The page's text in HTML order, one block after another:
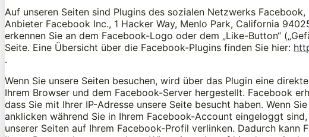
Auf unseren Seiten sind Plugins des sozialen Netzwerks Facebook,
Anbieter Facebook Inc., 1 Hacker Way, Menlo Park, California
erkennen Sie an dem Facebook-Logo oder dem „Like-Button“
Seite. Eine Übersicht über die Facebook-Plugins finden Sie hier:
.
Wenn Sie unsere Seiten besuchen, wird über das Plugin eine
Ihrem Browser und dem Facebook-Server hergestellt. Facebook
dass Sie mit Ihrer IP-Adresse unsere Seite besucht haben. Wenn
anklicken während Sie in Ihrem Facebook-Account eingeloggt
unserer Seiten auf Ihrem Facebook-Profil verlinken. Dadurch kann